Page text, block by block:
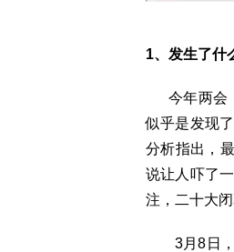
1、发生了什
今年两会，
似乎是发现
分析指出，
说让人吓了
注，二十大
3月8日，